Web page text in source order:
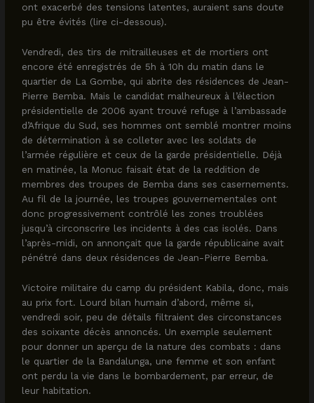
ont exacerbé des tensions latentes, auraient sans doute
pu être évités (lire ci-dessous).
Vendredi, des tirs de mitrailleuses et de mortiers ont
encore été enregistrés de 5h à 10h du matin dans le
quartier de La Gombe, qui abrite des résidences de Jean-
Pierre Bemba. Mais le candidat malheureux à l’élection
présidentielle de 2006 ayant trouvé refuge à l’ambassade
d’Afrique du Sud, ses hommes ont semblé montrer moins
de détermination à se colleter avec les soldats de
l’armée régulière et ceux de la garde présidentielle. Déjà
en matinée, la Monuc faisait état de la reddition de
membres des troupes de Bemba dans ses casernements.
Au fil de la journée, les troupes gouvernementales ont
donc progressivement contrôlé les zones troublées
jusqu’à circonscrire les incidents à des cas isolés. Dans
l’après-midi, on annonçait que la garde républicaine avait
pénétré dans deux résidences de Jean-Pierre Bemba.
Victoire militaire du camp du président Kabila, donc, mais
au prix fort. Lourd bilan humain d’abord, même si,
vendredi soir, peu de détails filtraient des circonstances
des soixante décès annoncés. Un exemple seulement
pour donner un aperçu de la nature des combats : dans
le quartier de la Bandalunga, une femme et son enfant
ont perdu la vie dans le bombardement, par erreur, de
leur habitation.